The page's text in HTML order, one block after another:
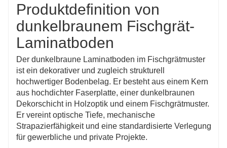
Produktdefinition von
dunkelbraunem Fischgrät-
Laminatboden
Der dunkelbraune Laminatboden im Fischgrätmuster
ist ein dekorativer und zugleich strukturell
hochwertiger Bodenbelag. Er besteht aus einem Kern
aus hochdichter Faserplatte, einer dunkelbraunen
Dekorschicht in Holzoptik und einem Fischgrätmuster.
Er vereint optische Tiefe, mechanische
Strapazierfähigkeit und eine standardisierte Verlegung
für gewerbliche und private Projekte.